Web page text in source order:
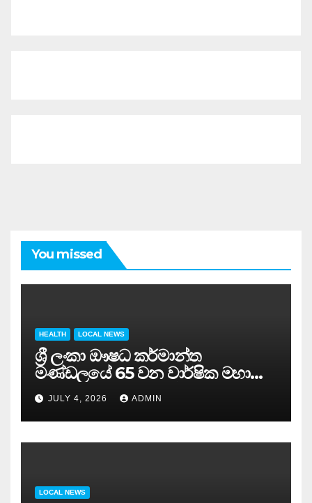
You missed
HEALTH LOCAL NEWS
ශ්‍රී ලංකා ඖෂධ කර්මාන්ත
මණ්ඩලයේ 65 වන වාර්ෂික මහා
සමුළුව සෞඛ්‍ය නියෝජ්‍ය
අමාත්‍යවරයාගේ ප්‍රධානත්වයෙන්……
JULY 4, 2026 ADMIN
LOCAL NEWS